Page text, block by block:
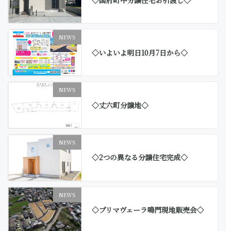
NEWS
◇いよいよ明日10月7日から◇
NEWS
◇丈六町分譲地◇
NEWS
◇2つの異なる分譲住宅完成◇
NEWS
◇プリマヴェーラ鳴門現地販売会◇